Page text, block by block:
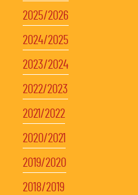
2025/2026
2024/2025
2023/2024
2022/2023
2021/2022
2020/2021
2019/2020
2018/2019